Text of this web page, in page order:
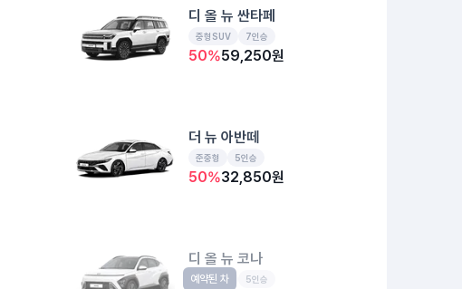
디 올 뉴 싼타페
중형SUV 7인승
50%59,250원
더 뉴 아반떼
준중형 5인승
50%32,850원
디 올 뉴 코나
소형SUV 5인승
예약된 차